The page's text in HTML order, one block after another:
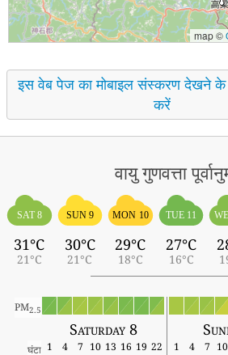
map ©
इस वेब पेज का मोबाइल संस्करण देखने के
करें
वायु गुणवत्ता
SAT 8
31°C
21°C
SUN 9
30°C
21°C
MON 10
29°C
18°C
TUE 11
27°C
16°C
PM2.5
Saturday 8
घंटा 1 4 7 10 13 16 19 22 1 4 7 10